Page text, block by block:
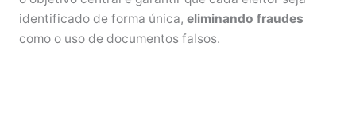
identificado de forma única, eliminando fraudes
como o uso de documentos falsos.